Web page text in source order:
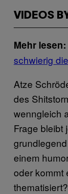
VIDEOS
Mehr lesen:
schwierig
Atze
des
wenngleich
Frage bleibt
einem
oder kommt